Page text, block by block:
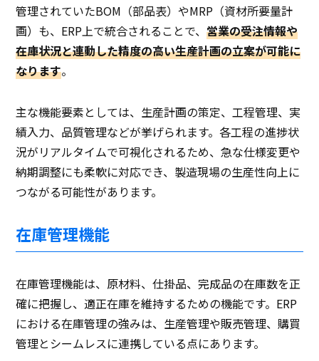
管理されていたBOM（部品表）やMRP（資材所要量計
画）も、ERP上で統合されることで、営業の受注情報や
在庫状況と連動した精度の高い生産計画の立案が可能に
なります。
主な機能要素としては、生産計画の策定、工程管理、実
績入力、品質管理などが挙げられます。各工程の進捗状
況がリアルタイムで可視化されるため、急な仕様変更や
納期調整にも柔軟に対応でき、製造現場の生産性向上に
つながる可能性があります。
在庫管理機能
在庫管理機能は、原材料、仕掛品、完成品の在庫数を正
確に把握し、適正在庫を維持するための機能です。ERP
における在庫管理の強みは、生産管理や販売管理、購買
管理とシームレスに連携している点にあります。